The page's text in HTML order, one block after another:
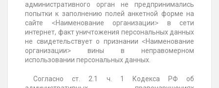
административного орган не предпринимались
попытки к заполнению полей анкетной форме на
сайте ˂Наименование организации˃ в сети
интернет, факт уничтожения персональных данных
не свидетельствует о признании ˂Наименование
организации˃ вины в неправомерном
использовании персональных данных.
Согласно ст. 2.1 ч. 1 Кодекса РФ об